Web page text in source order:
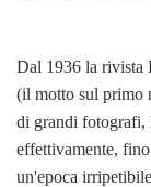
Dal 1936 la rivista
(il motto sul primo
di grandi fotografi,
effettivamente,
un'epoca